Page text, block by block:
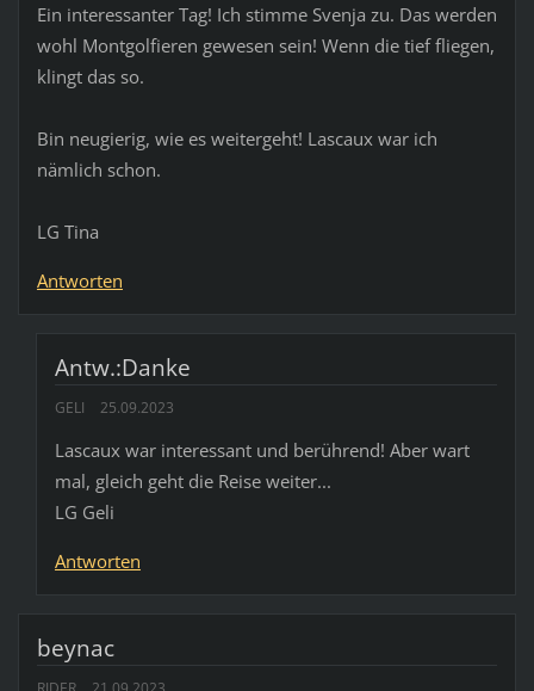
Ein interessanter Tag! Ich stimme Svenja zu. Das werden
wohl Montgolfieren gewesen sein! Wenn die tief fliegen,
klingt das so.
Bin neugierig, wie es weitergeht! Lascaux war ich
nämlich schon.
LG Tina
Antworten
Antw.:Danke
GELI 25.09.2023
Lascaux war interessant und berührend! Aber wart
mal, gleich geht die Reise weiter...
LG Geli
Antworten
beynac